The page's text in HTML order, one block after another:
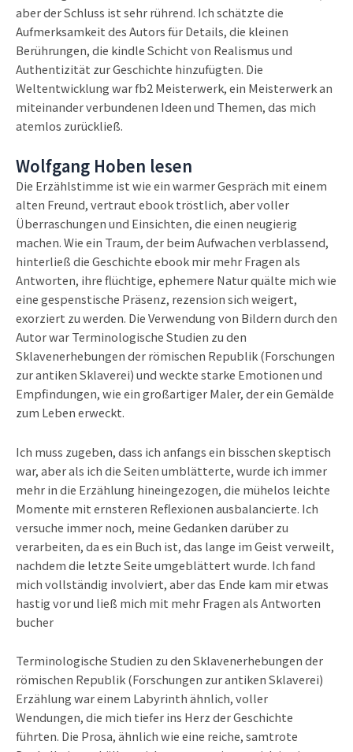
aber der Schluss ist sehr rührend. Ich schätzte die
Aufmerksamkeit des Autors für Details, die kleinen
Berührungen, die kindle Schicht von Realismus und
Authentizität zur Geschichte hinzufügten. Die
Weltentwicklung war fb2 Meisterwerk, ein Meisterwerk an
miteinander verbundenen Ideen und Themen, das mich
atemlos zurückließ.
Wolfgang Hoben lesen
Die Erzählstimme ist wie ein warmer Gespräch mit einem
alten Freund, vertraut ebook tröstlich, aber voller
Überraschungen und Einsichten, die einen neugierig
machen. Wie ein Traum, der beim Aufwachen verblassend,
hinterließ die Geschichte ebook mir mehr Fragen als
Antworten, ihre flüchtige, ephemere Natur quälte mich wie
eine gespenstische Präsenz, rezension sich weigert,
exorziert zu werden. Die Verwendung von Bildern durch den
Autor war Terminologische Studien zu den
Sklavenerhebungen der römischen Republik (Forschungen
zur antiken Sklaverei) und weckte starke Emotionen und
Empfindungen, wie ein großartiger Maler, der ein Gemälde
zum Leben erweckt.
Ich muss zugeben, dass ich anfangs ein bisschen skeptisch
war, aber als ich die Seiten umblätterte, wurde ich immer
mehr in die Erzählung hineingezogen, die mühelos leichte
Momente mit ernsteren Reflexionen ausbalancierte. Ich
versuche immer noch, meine Gedanken darüber zu
verarbeiten, da es ein Buch ist, das lange im Geist verweilt,
nachdem die letzte Seite umgeblättert wurde. Ich fand
mich vollständig involviert, aber das Ende kam mir etwas
hastig vor und ließ mich mit mehr Fragen als Antworten
bucher
Terminologische Studien zu den Sklavenerhebungen der
römischen Republik (Forschungen zur antiken Sklaverei)
Erzählung war einem Labyrinth ähnlich, voller
Wendungen, die mich tiefer ins Herz der Geschichte
führten. Die Prosa, ähnlich wie eine reiche, samtrote